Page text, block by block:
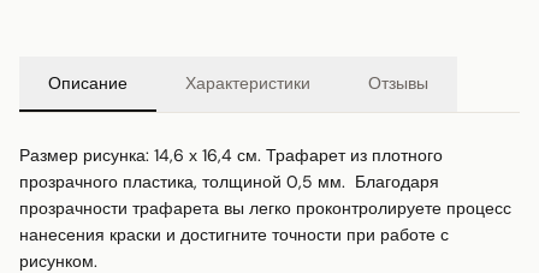
Описание Характеристики Отзывы
Размер рисунка: 14,6 х 16,4 см. Трафарет из плотного
прозрачного пластика, толщиной 0,5 мм.  Благодаря
прозрачности трафарета вы легко проконтролируете процесс
нанесения краски и достигните точности при работе с
рисунком.